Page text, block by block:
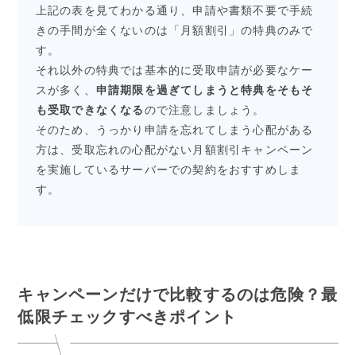
上記の表を見てわかる通り、申請や書類不要で手続
きの手間が全くないのは「月額割引」の特典のみで
す。
それ以外の特典では基本的に受取申請が必要なケー
スが多く、 申請期限を過ぎてしまうと特典をそもそ
も受取できなくなるので注意しましょう。
そのため、うっかり申請を忘れてしまう心配がある
方は、受取忘れの心配がない月額割引キャンペーン
を実施しているサーバーでの契約をおすすめしま
す。
キャンペーンだけで比較するのは危険？最
低限チェックすべきポイント